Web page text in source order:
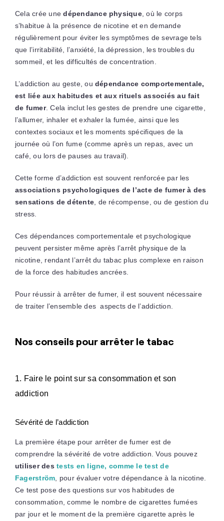
Cela crée unedépendance physique, où le corps
s’habitue à la présence de nicotine et en demande
régulièrement pour éviter les symptômes de sevrage tels
que l’irritabilité, l’anxiété, la dépression, les troubles du
sommeil, et les difficultés de concentration.
L’addiction au geste, ou dépendance comportementale,
est liée aux habitudes et aux rituels associés au fait
de fumer. Cela inclut les gestes de prendre une cigarette,
l’allumer, inhaler et exhaler la fumée, ainsi que les
contextes sociaux et les moments spécifiques de la
journée où l’on fume (comme après un repas, avec un
café, ou lors de pauses au travail).
Cette forme d’addiction est souvent renforcée par les
associations psychologiques de l’acte de fumer à des
sensations de détente , de récompense, ou de gestion du
stress.
Ces dépendances comportementale et psychologique
peuvent persister même après l’arrêt physique de la
nicotine, rendant l’arrêt du tabac plus complexe en raison
de la force des habitudes ancrées.
Pour réussir à arrêter de fumer, il est souvent nécessaire
de traiter l’ensemble des aspects de l’addiction.
Nos conseils pour arrêter le tabac
1. Faire le point sur sa consommation et son
addiction
Sévérité de l’addiction
La première étape pour arrêter de fumer est de
comprendre la sévérité de votre addiction. Vous pouvez
utiliser destests en ligne, comme le test de
Fagerström , pour évaluer votre dépendance à la nicotine.
Ce test pose des questions sur vos habitudes de
consommation, comme le nombre de cigarettes fumées
par jour et le moment de la première cigarette après le